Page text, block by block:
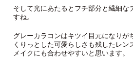
そして光にあたるとフチ部分と繊細な
すね。
グレーカラコンはキツイ目元になりが
くりっとした可愛らしさも残したレン
メイクにも合わせやすいと思います。